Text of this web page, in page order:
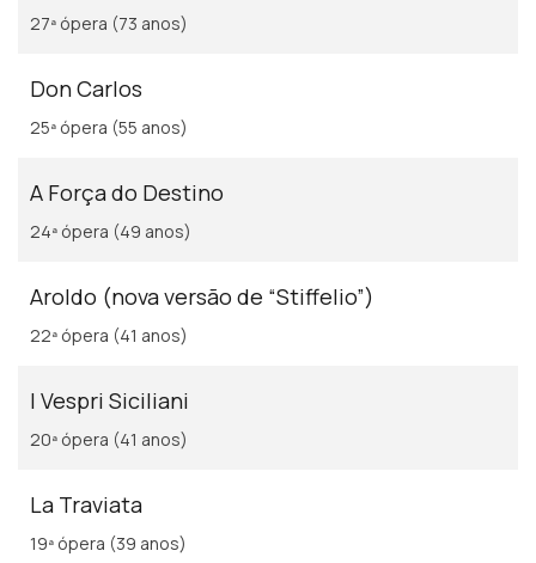
27ª ópera (73 anos)
Don Carlos
25ª ópera (55 anos)
A Força do Destino
24ª ópera (49 anos)
Aroldo (nova versão de “Stiffelio”)
22ª ópera (41 anos)
I Vespri Siciliani
20ª ópera (41 anos)
La Traviata
19ª ópera (39 anos)